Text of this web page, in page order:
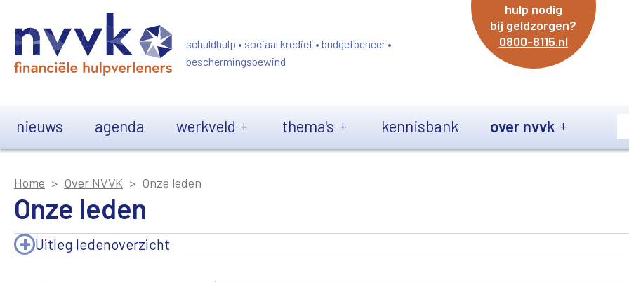
schuldhulp • sociaal krediet • budgetbeheer •
beschermingsbewind
hulp nodig
bij geldzorgen?
0800-8115.nl
nieuws agenda werkveld thema's kennisbank over nvvk
Home Over NVVK Onze leden
Onze leden
Uitleg ledenoverzicht